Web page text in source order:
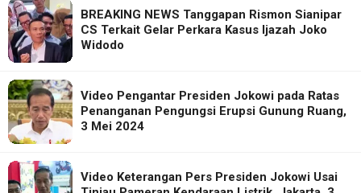
BREAKING NEWS Tanggapan Rismon Sianipar
CS Terkait Gelar Perkara Kasus Ijazah Joko
Widodo
Video Pengantar Presiden Jokowi pada Ratas
Penanganan Pengungsi Erupsi Gunung Ruang,
3 Mei 2024
Video Keterangan Pers Presiden Jokowi Usai